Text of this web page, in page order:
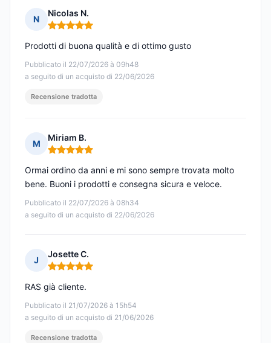
N
Nicolas N.
Nota: 5 su 5
Pubblicato il 22/07/2026 à 09h48
a seguito di un acquisto di 22/06/2026
Prodotti di buona qualità e di ottimo gusto
Recensione tradotta
M
Miriam B.
Nota: 5 su 5
Pubblicato il 22/07/2026 à 08h34
a seguito di un acquisto di 22/06/2026
Ormai ordino da anni e mi sono sempre trovata molto
bene. Buoni i prodotti e consegna sicura e veloce.
J
Josette C.
Nota: 5 su 5
Pubblicato il 21/07/2026 à 15h54
a seguito di un acquisto di 21/06/2026
RAS già cliente.
Recensione tradotta